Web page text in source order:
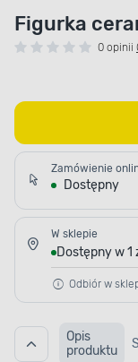
Figurka
0 opinii
Zamówienie
Dostępny
W sklepie
Dostępny w 1
Odbiór w
Opis
produktu